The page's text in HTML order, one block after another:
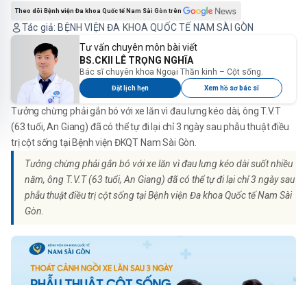
Tác giả: BỆNH VIỆN ĐA KHOA QUỐC TẾ NAM SÀI GÒN
Theo dõi Bệnh viện Đa khoa Quốc tế Nam Sài Gòn trên
Tưởng chừng phải gắn bó với xe lăn vì đau lưng kéo dài, ông T.V.T
(63 tuổi, An Giang) đã có thể tự đi lại chỉ 3 ngày sau phẫu thuật điều
trị cột sống tại Bệnh viện ĐKQT Nam Sài Gòn.
Tư vấn chuyên môn bài viết
BS.CKII LÊ TRỌNG NGHĨA
Bác sĩ chuyên khoa Ngoại Thần kinh – Cột sống.
Đặt lịch hẹn Xem hồ sơ bác sĩ
Tưởng chừng phải gắn bó với xe lăn vì đau lưng kéo dài suốt nhiều
năm, ông T.V.T (63 tuổi, An Giang) đã có thể tự đi lại chỉ 3 ngày sau
phẫu thuật điều trị cột sống tại Bệnh viện Đa khoa Quốc tế Nam Sài
Gòn.